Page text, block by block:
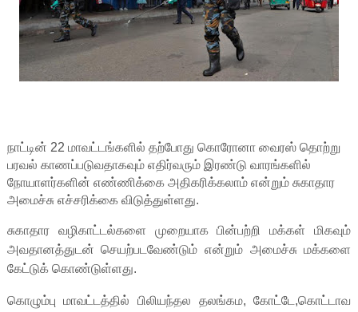
நாட்டின் 22 மாவட்டங்களில் தற்போது கொரோனா வைரஸ் தொற்று
பரவல் காணப்படுவதாகவும் எதிர்வரும் இரண்டு வாரங்களில்
நோயாளர்களின் எண்ணிக்கை அதிகரிக்கலாம் என்றும் சுகாதார
அமைச்சு எச்சரிக்கை விடுத்துள்ளது.
சுகாதார வழிகாட்டல்களை முறையாக பின்பற்றி மக்கள் மிகவும்
அவதானத்துடன் செயற்படவேண்டும் என்றும் அமைச்சு மக்களை
கேட்டுக் கொண்டுள்ளது.
கொழும்பு மாவட்டத்தில் பிலியந்தல தலங்கம, கோட்டே,கொட்டாவ